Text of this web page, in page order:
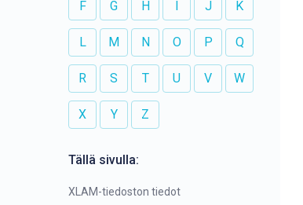
F G H I J K
L M N O P Q
R S T U V W
X Y Z
Tällä sivulla:
XLAM-tiedoston tiedot